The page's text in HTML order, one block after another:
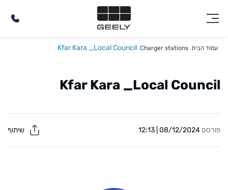
עמוד הבית Charger stations
Kfar Kara _Local Council
Kfar Kara _Local Council
פורסם 08/12/2024 | 12:13